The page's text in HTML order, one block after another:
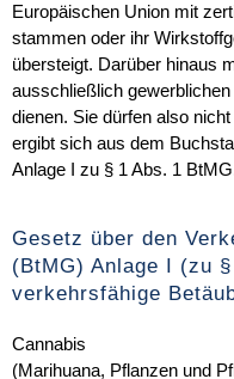
Europäischen Union mit
stammen oder ihr
übersteigt. Darüber hinaus
ausschließlich
dienen. Sie dürfen also
ergibt sich aus dem
Anlage I zu § 1 Abs. 1
Gesetz über den
(BtMG) Anlage I (zu
verkehrsfähige
Cannabis
(Marihuana, Pflanzen und